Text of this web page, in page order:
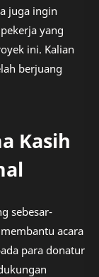
juga ingin
yang
ini. Kalian
berjuang
Kasih
sebesar-
acara
para donatur